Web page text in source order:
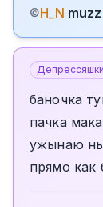
©H_N muzz
Депрессяшки
баночка
пачка
ужынаю
прямо как